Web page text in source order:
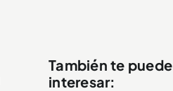
También te puede
interesar: